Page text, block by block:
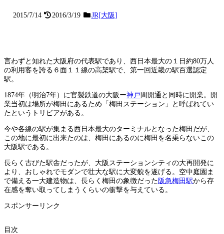
2015/7/14 2016/3/19 JR[大阪]
言わずと知れた大阪府の代表駅であり、西日本最大の１日約80万人
の利用客を誇る６面１１線の高架駅で、第一回近畿の駅百選認定
駅。
1874年（明治7年）に官製鉄道の大阪ー神戸間開通と同時に開業。開
業当初は場所が梅田にあるため「梅田ステーション」と呼ばれてい
たというトリビアがある。
今や各線の駅が集まる西日本最大のターミナルとなった梅田だが、
この地に最初に出来たのは、梅田にあるのに梅田を名乗らないこの
大阪駅である。
長らく古びた駅舎だったが、大阪ステーションシティの大再開発に
より、おしゃれでモダンで壮大な駅に大変貌を遂げる。空中庭園ま
で備える一大建造物は、長らく梅田の象徴だった 阪急梅田駅から存
在感を奪い取ってしまうくらいの衝撃を与えている。
スポンサーリンク
目次